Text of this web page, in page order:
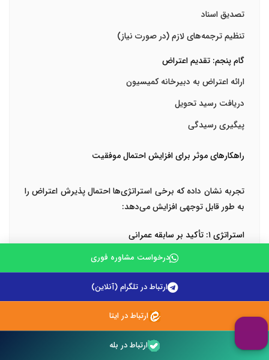
تصدیق اسناد
تنظیم ترجمه‌های لازم (در صورت نیاز)
گام پنجم: تقدیم اعتراض
ارائه اعتراض به دبیرخانه کمیسیون
دریافت رسید تحویل
پیگیری رسیدگی
راهکارهای موثر برای افزایش احتمال موفقیت
تجربه نشان داده که برخی استراتژی‌ها احتمال پذیرش اعتراض را
به طور قابل توجهی افزایش می‌دهد:
استراتژی ۱: تأکید بر سابقه عمرانی
اگر زمین شما سابقه عمران داشته، این مسئله را به شدت برجسته
ارائه تصاویر قدیمی ساختمان‌ها
مدارک رسمی وجود تأسیسات
درخواست مشاوره فوری
ارتباط در تلگرام (آنلاین)
ارتباط در ایتا
ارتباط در بله